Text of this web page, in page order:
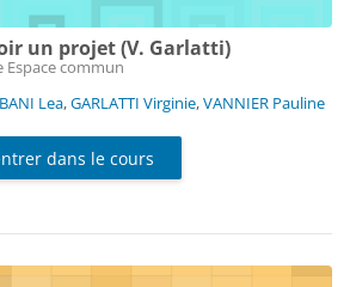
un projet (V. Garlatti)
Espace commun
Lea,GARLATTI Virginie,VANNIER Pauline
dans le cours